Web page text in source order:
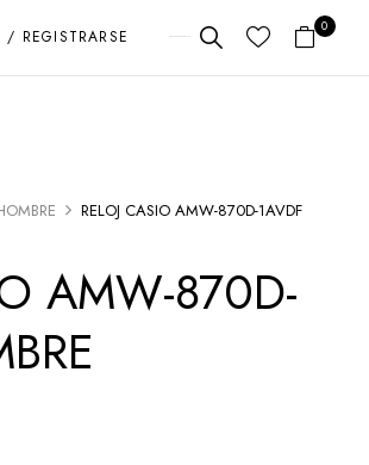
REGISTRARSE
0
RELOJ CASIO AMW-870D-1AVDF
AMW-870D-